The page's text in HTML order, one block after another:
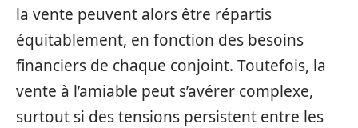
la vente peuvent alors être répartis
équitablement, en fonction des besoins
financiers de chaque conjoint. Toutefois, la
vente à l’amiable peut s’avérer complexe,
surtout si des tensions persistent entre les